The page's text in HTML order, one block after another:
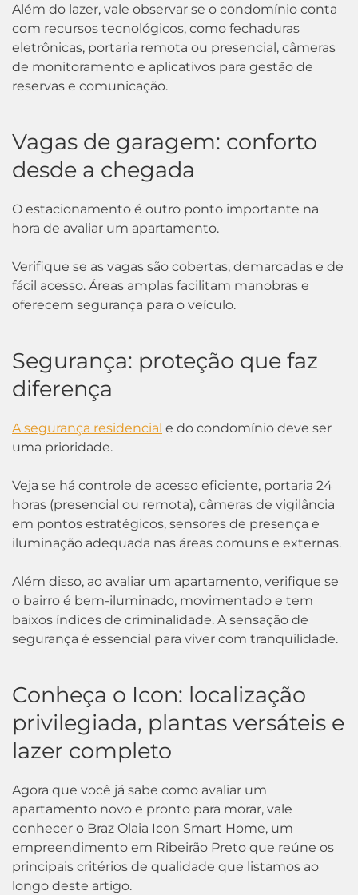
Além do lazer, vale observar se o condomínio conta
com recursos tecnológicos, como fechaduras
eletrônicas, portaria remota ou presencial, câmeras
de monitoramento e aplicativos para gestão de
reservas e comunicação.
Vagas de garagem: conforto
desde a chegada
O estacionamento é outro ponto importante na
hora de avaliar um apartamento.
Verifique se as vagas são cobertas, demarcadas e de
fácil acesso. Áreas amplas facilitam manobras e
oferecem segurança para o veículo.
Segurança: proteção que faz
diferença
A segurança residencial e do condomínio deve ser
uma prioridade.
Veja se há controle de acesso eficiente, portaria 24
horas (presencial ou remota), câmeras de vigilância
em pontos estratégicos, sensores de presença e
iluminação adequada nas áreas comuns e externas.
Além disso, ao avaliar um apartamento, verifique se
o bairro é bem-iluminado, movimentado e tem
baixos índices de criminalidade. A sensação de
segurança é essencial para viver com tranquilidade.
Conheça o Icon: localização
privilegiada, plantas versáteis e
lazer completo
Agora que você já sabe como avaliar um
apartamento novo e pronto para morar, vale
conhecer o Braz Olaia Icon Smart Home, um
empreendimento em Ribeirão Preto que reúne os
principais critérios de qualidade que listamos ao
longo deste artigo.